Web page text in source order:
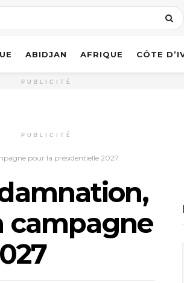
ABIDJAN AFRIQUE CÔTE
PUBLICITÉ
PUBLICITÉ
pour la présidentielle 2027
campagne